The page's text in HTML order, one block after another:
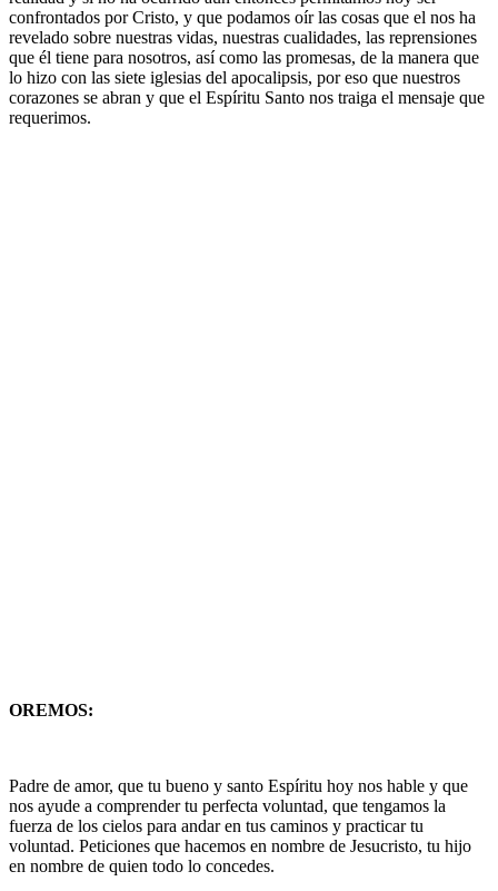
confrontados por Cristo, y que podamos oír las cosas que el nos ha
revelado sobre nuestras vidas, nuestras cualidades, las reprensiones
que él tiene para nosotros, así como las promesas, de la manera que
lo hizo con las siete iglesias del apocalipsis, por eso que nuestros
corazones se abran y que el Espíritu Santo nos traiga el mensaje que
requerimos.
OREMOS:
Padre de amor, que tu bueno y santo Espíritu hoy nos hable y que
nos ayude a comprender tu perfecta voluntad, que tengamos la
fuerza de los cielos para andar en tus caminos y practicar tu
voluntad. Peticiones que hacemos en nombre de Jesucristo, tu hijo
en nombre de quien todo lo concedes.